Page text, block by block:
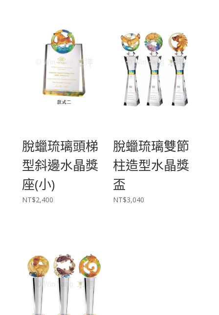
脫蠟琉璃頭梯
型斜邊水晶獎
座(小)
NT$2,400
脫蠟琉璃雙節
柱造型水晶獎
盃
NT$3,040